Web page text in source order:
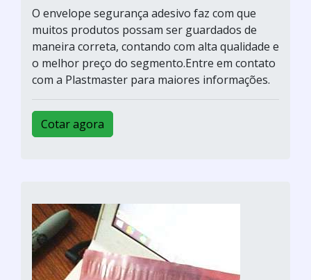
O envelope segurança adesivo faz com que
muitos produtos possam ser guardados de
maneira correta, contando com alta qualidade e
o melhor preço do segmento.Entre em contato
com a Plastmaster para maiores informações.
Cotar agora